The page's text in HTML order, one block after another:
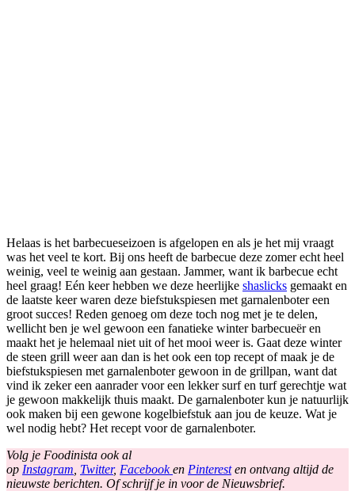
Helaas is het barbecueseizoen is afgelopen en als je het mij vraagt
was het veel te kort. Bij ons heeft de barbecue deze zomer echt heel
weinig, veel te weinig aan gestaan. Jammer, want ik barbecue echt
heel graag! Eén keer hebben we deze heerlijke shaslicks gemaakt en
de laatste keer waren deze biefstukspiesen met garnalenboter een
groot succes! Reden genoeg om deze toch nog met je te delen,
wellicht ben je wel gewoon een fanatieke winter barbecueër en
maakt het je helemaal niet uit of het mooi weer is. Gaat deze winter
de steen grill weer aan dan is het ook een top recept of maak je de
biefstukspiesen met garnalenboter gewoon in de grillpan, want dat
vind ik zeker een aanrader voor een lekker surf en turf gerechtje wat
je gewoon makkelijk thuis maakt. De garnalenboter kun je natuurlijk
ook maken bij een gewone kogelbiefstuk aan jou de keuze. Wat je
wel nodig hebt? Het recept voor de garnalenboter.
Volg je Foodinista ook al
op Instagram Twitter, Facebooken Pinteresten ontvang altijd de
nieuwste berichten. Of schrijf je in voor de Nieuwsbrief.